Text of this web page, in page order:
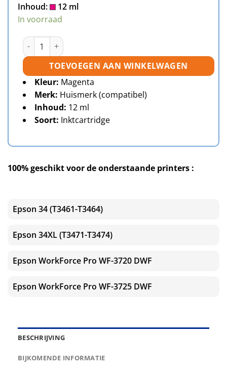
Inhoud:
12 ml
In voorraad
Epson 34 (T3463) inktcartridge magenta huismerk aantal
TOEVOEGEN AAN WINKELWAGEN
Kleur: Magenta
Merk: Huismerk (compatibel)
Inhoud: 12 ml
Soort: Inktcartridge
100% geschikt voor de onderstaande printers :
Epson 34 (T3461-T3464)
Epson 34XL (T3471-T3474)
Epson WorkForce Pro WF-3720 DWF
Epson WorkForce Pro WF-3725 DWF
BESCHRIJVING
BIJKOMENDE INFORMATIE